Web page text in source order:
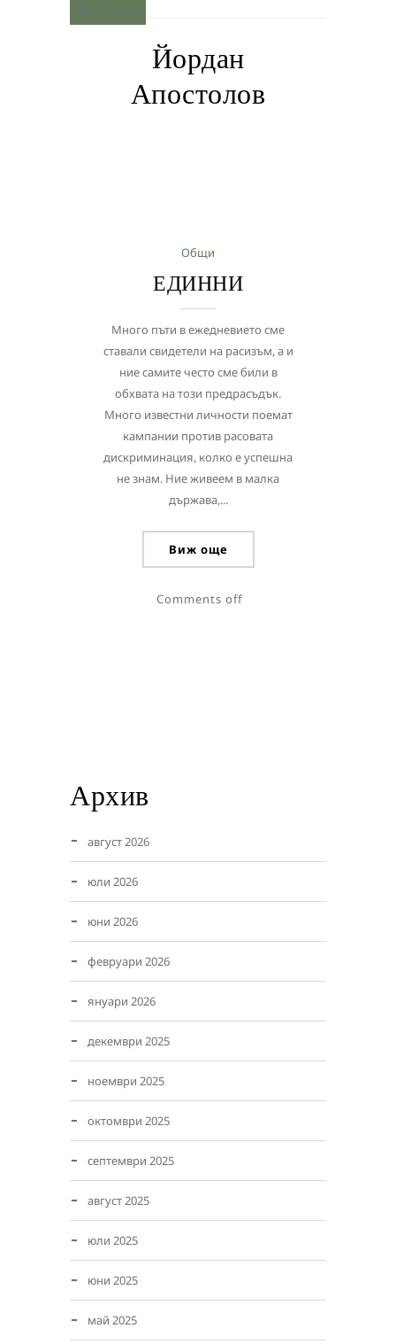
Йордан
Апостолов
Общи
ЕДИННИ
Много пъти в ежедневието сме
ставали свидетели на расизъм, а и
ние самите често сме били в
обхвата на този предрасъдък.
Много известни личности поемат
кампании против расовата
дискриминация, колко е успешна
не знам. Ние живеем в малка
държава,...
Виж още
Comments off
Архив
август 2026
юли 2026
юни 2026
февруари 2026
януари 2026
декември 2025
ноември 2025
октомври 2025
септември 2025
август 2025
юли 2025
юни 2025
май 2025